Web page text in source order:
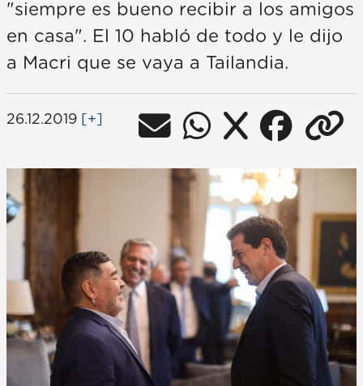
"siempre es bueno recibir a los amigos
en casa". El 10 habló de todo y le dijo
a Macri que se vaya a Tailandia.
26.12.2019 [+]